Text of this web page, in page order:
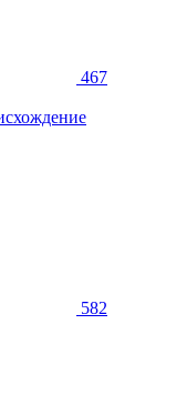
467
582